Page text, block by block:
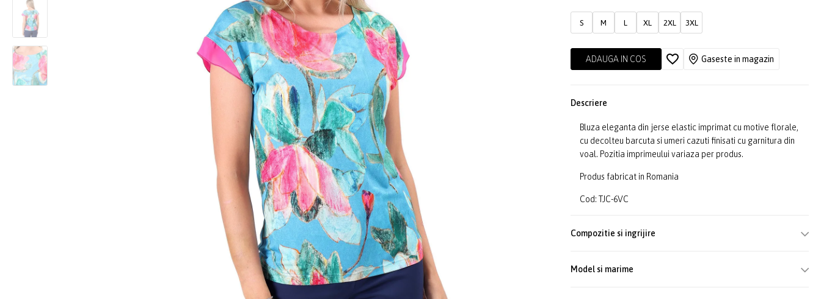
S M L XL 2XL 3XL
ADAUGA IN COS Gaseste in magazin
Descriere
Bluza eleganta din jerse elastic imprimat cu motive florale,
cu decolteu barcuta si umeri cazuti finisati cu garnitura din
voal. Pozitia imprimeului variaza per produs.
Produs fabricat in Romania
Cod: TJC-6VC
Compozitie si ingrijire
Model si marime